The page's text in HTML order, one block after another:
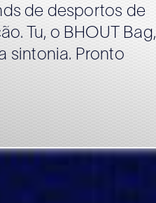
de desportos de
Tu, o BHOUT Bag,
sintonia. Pronto